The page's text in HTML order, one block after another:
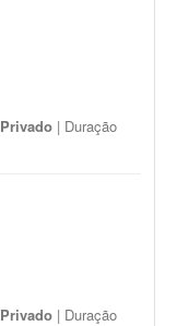
Privado | Duração
Privado | Duração